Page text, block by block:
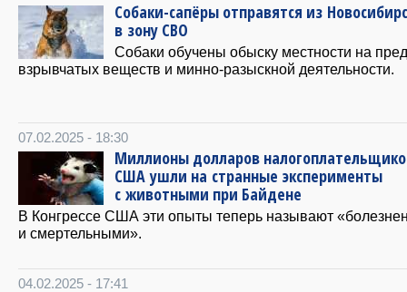
Собаки-сапёры отправятся из
в зону СВО
Собаки обучены обыску местности на
взрывчатых веществ и минно-разыскной деятельности.
07.02.2025 - 18:30
Миллионы долларов
США ушли на странные эксперименты
с животными при Байдене
В Конгрессе США эти опыты теперь называют
и смертельными».
04.02.2025 - 17:41